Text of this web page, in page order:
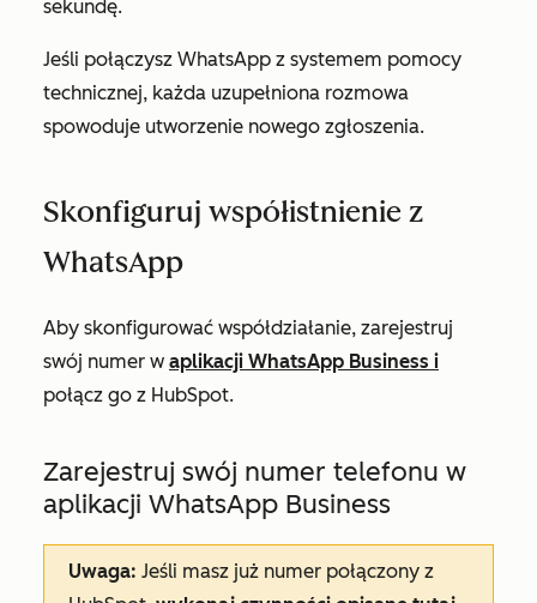
sekundę.
Jeśli połączysz WhatsApp z systemem pomocy
technicznej, każda uzupełniona rozmowa
spowoduje utworzenie nowego zgłoszenia.
Skonfiguruj współistnienie z
WhatsApp
Aby skonfigurować współdziałanie, zarejestruj
swój numer w aplikacji WhatsApp Business i
połącz go z HubSpot.
Zarejestruj swój numer telefonu w
aplikacji WhatsApp Business
Uwaga: Jeśli masz już numer połączony z